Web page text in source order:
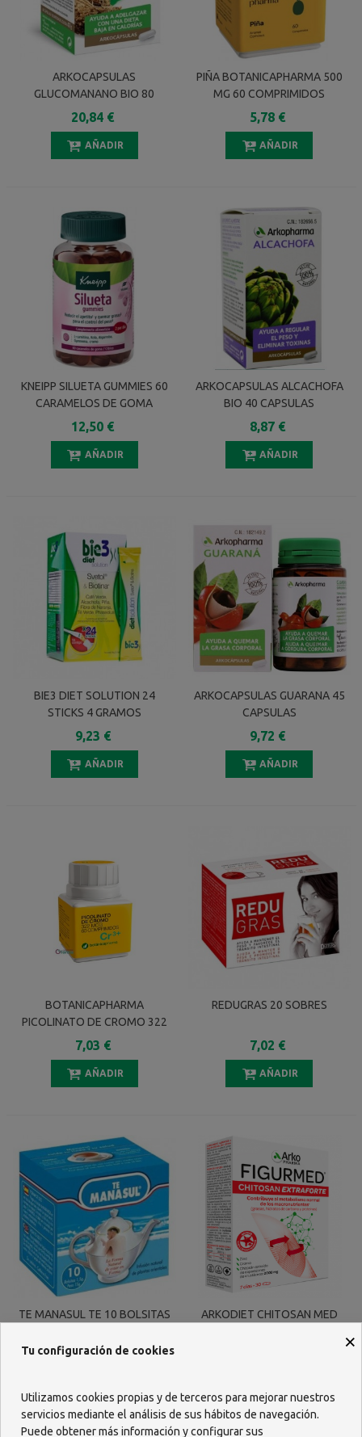
ARKOCAPSULAS
GLUCOMANANO BIO 80
CAPSULAS
20,84 €
AÑADIR
PIÑA BOTANICAPHARMA 500
MG 60 COMPRIMIDOS
5,78 €
AÑADIR
KNEIPP SILUETA GUMMIES 60
CARAMELOS DE GOMA
SABOR PIÑA
12,50 €
AÑADIR
ARKOCAPSULAS ALCACHOFA
BIO 40 CAPSULAS
8,87 €
AÑADIR
BIE3 DIET SOLUTION 24
STICKS 4 GRAMOS
9,23 €
AÑADIR
ARKOCAPSULAS GUARANA 45
CAPSULAS
9,72 €
AÑADIR
BOTANICAPHARMA
PICOLINATO DE CROMO 322
MG 60 COMPRIMIDOS
7,03 €
AÑADIR
REDUGRAS 20 SOBRES
7,02 €
AÑADIR
TE MANASUL TE 10 BOLSITAS
2,54 €
ARKODIET CHITOSAN MED
×
Tu configuración de cookies
Utilizamos cookies propias y de terceros para mejorar nuestros
servicios mediante el análisis de sus hábitos de navegación.
Puede obtener más información y configurar sus